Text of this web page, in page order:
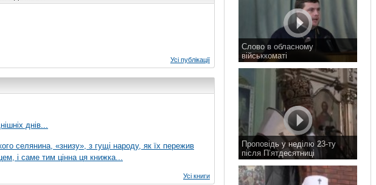
Усі публікації
днів...
селянина, «знизу», з гущі народу, як їх пережив
і саме тим цінна ця книжка...
Усі книги
Слово в обласному
військкоматі
Проповідь у неділю 23-ту
після П’ятдесятниці